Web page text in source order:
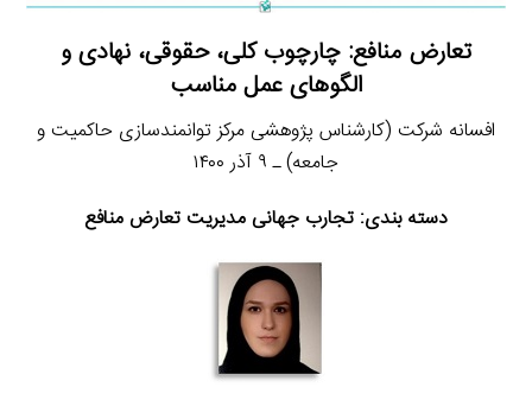
تعارض منافع: چارچوب کلی، حقوقی، نهادی و
الگوهای عمل مناسب
افسانه شرکت (کارشناس پژوهشی مرکز توانمندسازی حاکمیت و
جامعه) ـ ۹ آذر ۱۴۰۰
دسته بندی: تجارب جهانی مدیریت تعارض منافع